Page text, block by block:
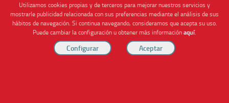
Cofinanciado por
Utilizamos cookies propias y de terceros para mejorar nuestros servicios y
mostrarle publicidad relacionada con sus preferencias mediante el análisis de sus
hábitos de navegación. Si continua navegando, consideramos que acepta su uso.
Puede cambiar la configuración u obtener más informaciónaquí.